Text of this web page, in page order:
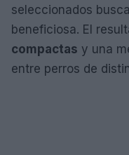
seleccionados
beneficiosa. El
compactas y una
entre perros de